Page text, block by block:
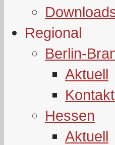
Regional
Berlin-
Aktuell
Hessen
Aktuell